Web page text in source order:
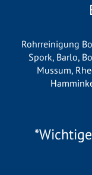
Rohrreinigung
Spork, Barlo,
Mussum,